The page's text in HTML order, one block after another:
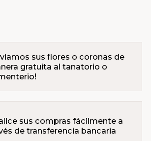
sus flores o coronas de
gratuita al tanatorio o
sus compras fácilmente a
de transferencia bancaria